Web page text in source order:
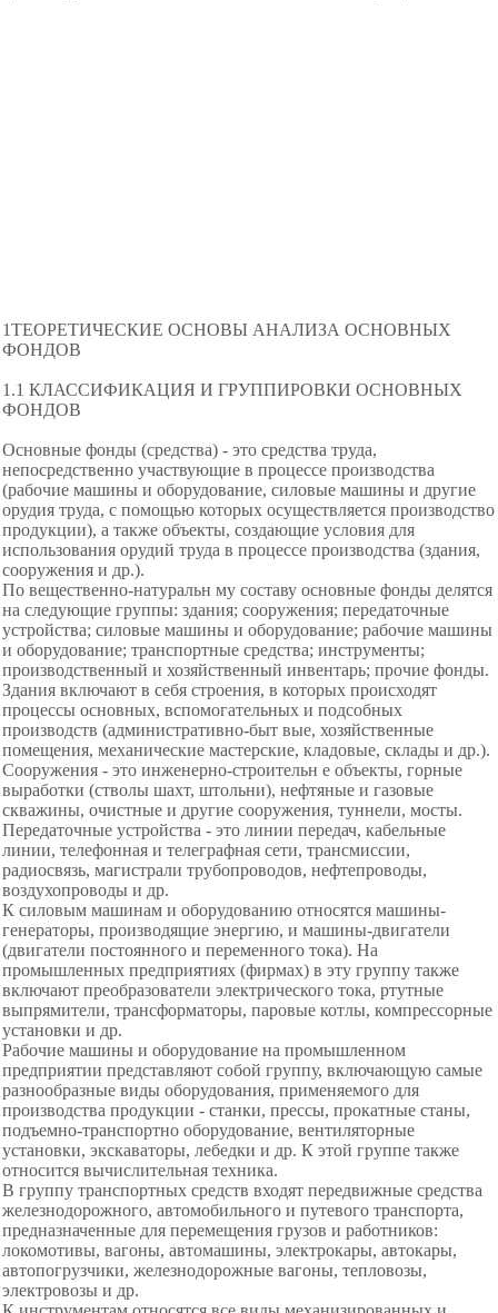
1ТЕОРЕТИЧЕСКИЕ ОСНОВЫ АНАЛИЗА ОСНОВНЫХ
ФОНДОВ
1.1 КЛАССИФИКАЦИЯ И ГРУППИРОВКИ ОСНОВНЫХ
ФОНДОВ
Основные фонды (средства) - это средства труда,
непосредственно участвующие в процессе производства
(рабочие машины и оборудование, силовые машины и другие
орудия труда, с помощью которых осуществляется производство
продукции), а также объекты, создающие условия для
использования орудий труда в процессе производства (здания,
сооружения и др.).
По вещественно-натуральн му составу основные фонды делятся
на следующие группы: здания; сооружения; передаточные
устройства; силовые машины и оборудование; рабочие машины
и оборудование; транспортные средства; инструменты;
производственный и хозяйственный инвентарь; прочие фонды.
Здания включают в себя строения, в которых происходят
процессы основных, вспомогательных и подсобных
производств (административно-быт вые, хозяйственные
помещения, механические мастерские, кладовые, склады и др.).
Сооружения - это инженерно-строительн е объекты, горные
выработки (стволы шахт, штольни), нефтяные и газовые
скважины, очистные и другие сооружения, туннели, мосты.
Передаточные устройства - это линии передач, кабельные
линии, телефонная и телеграфная сети, трансмиссии,
радиосвязь, магистрали трубопроводов, нефтепроводы,
воздухопроводы и др.
К силовым машинам и оборудованию относятся машины-
генераторы, производящие энергию, и машины-двигатели
(двигатели постоянного и переменного тока). На
промышленных предприятиях (фирмах) в эту группу также
включают преобразователи электрического тока, ртутные
выпрямители, трансформаторы, паровые котлы, компрессорные
установки и др.
Рабочие машины и оборудование на промышленном
предприятии представляют собой группу, включающую самые
разнообразные виды оборудования, применяемого для
производства продукции - станки, прессы, прокатные станы,
подъемно-транспортно оборудование, вентиляторные
установки, экскаваторы, лебедки и др. К этой группе также
относится вычислительная техника.
В группу транспортных средств входят передвижные средства
железнодорожного, автомобильного и путевого транспорта,
предназначенные для перемещения грузов и работников:
локомотивы, вагоны, автомашины, электрокары, автокары,
автопогрузчики, железнодорожные вагоны, тепловозы,
электровозы и др.